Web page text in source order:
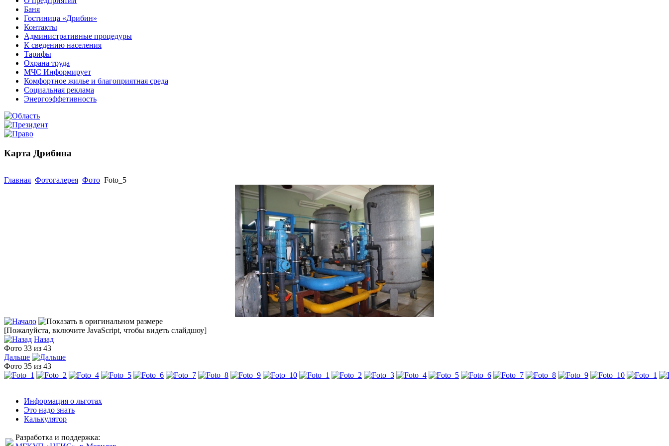
Баня
Гостиница «Дрибин»
Контакты
Административные процедуры
К сведению населения
Тарифы
Охрана труда
МЧС Информирует
Комфортное жилье и благоприятная среда
Социальная реклама
Энергоэффетивность
Карта Дрибина
Главная Фотогалерея Фото Foto_5
[Пожалуйста, включите JavaScript, чтобы видеть слайдшоу]
Назад
Фото 33 из 43
Дальше
Фото 35 из 43
Информация о льготах
Это надо знать
Калькулятор
Разработка и поддержка: